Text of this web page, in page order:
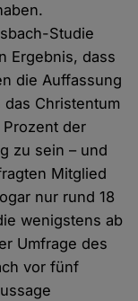
Studie
Ergebnis, dass
die Auffassung
Christentum
der
zu sein – und
Mitglied
nur rund 18
wenigstens ab
Umfrage des
vor fünf